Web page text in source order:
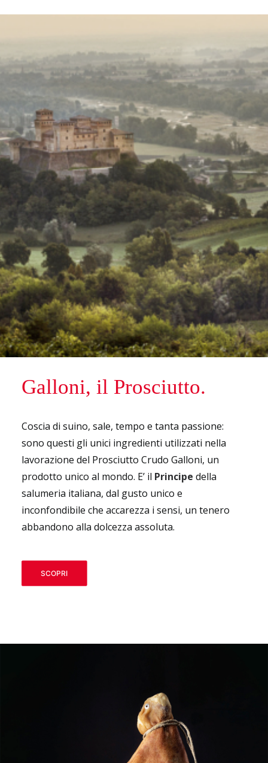
Galloni, il Prosciutto.
Coscia di suino, sale, tempo e tanta passione:
sono questi gli unici ingredienti utilizzati nella
lavorazione del Prosciutto Crudo Galloni, un
prodotto unico al mondo. E’ il Principe della
salumeria italiana, dal gusto unico e
inconfondibile che accarezza i sensi, un tenero
abbandono alla dolcezza assoluta.
SCOPRI